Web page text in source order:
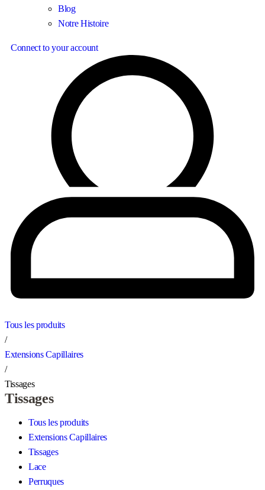
Blog
Notre Histoire
Connect to your account
Tous les produits
/
Extensions Capillaires
/
Tissages
Tissages
Tous les produits
Extensions Capillaires
Tissages
Lace
Perruques